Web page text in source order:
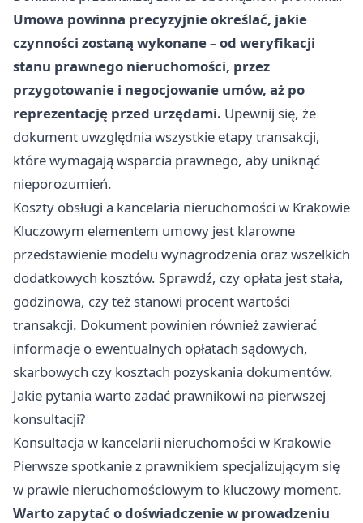
Umowa powinna precyzyjnie określać, jakie
czynności zostaną wykonane – od weryfikacji
stanu prawnego nieruchomości, przez
przygotowanie i negocjowanie umów, aż po
reprezentację przed urzędami. Upewnij się, że
dokument uwzględnia wszystkie etapy transakcji,
które wymagają wsparcia prawnego, aby uniknąć
nieporozumień.
Koszty obsługi a kancelaria nieruchomości w Krakowie
Kluczowym elementem umowy jest klarowne
przedstawienie modelu wynagrodzenia oraz wszelkich
dodatkowych kosztów. Sprawdź, czy opłata jest stała,
godzinowa, czy też stanowi procent wartości
transakcji. Dokument powinien również zawierać
informacje o ewentualnych opłatach sądowych,
skarbowych czy kosztach pozyskania dokumentów.
Jakie pytania warto zadać prawnikowi na pierwszej
konsultacji?
Konsultacja w kancelarii nieruchomości w Krakowie
Pierwsze spotkanie z prawnikiem specjalizującym się
w prawie nieruchomościowym to kluczowy moment.
Warto zapytać o doświadczenie w prowadzeniu